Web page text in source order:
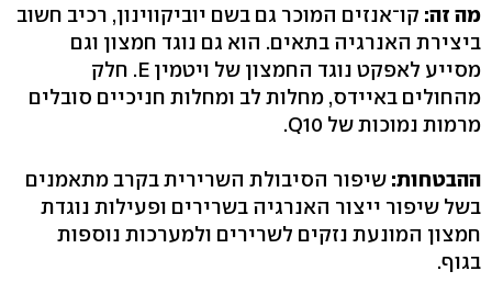
מה זה: קו־אנזים המוכר גם בשם יוביקווינון, רכיב חשוב
ביצירת האנרגיה בתאים. הוא גם נוגד חמצון וגם
מסייע לאפקט נוגד החמצון של ויטמין E. חלק
מהחולים באיידס, מחלות לב ומחלות חניכיים סובלים
מרמות נמוכות של Q10.
ההבטחות: שיפור הסיבולת השרירית בקרב מתאמנים
בשל שיפור ייצור האנרגיה בשרירים ופעילות נוגדת
חמצון המונעת נזקים לשרירים ולמערכות נוספות
בגוף.